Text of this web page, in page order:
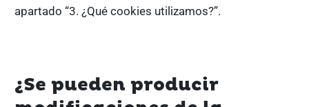
apartado “3. ¿Qué cookies utilizamos?”.
¿Se pueden producir